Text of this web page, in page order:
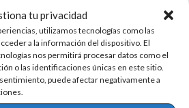
tu privacidad
utilizamos tecnologías como las
a la información del dispositivo. El
nos permitirá procesar datos como el
o las identificaciones únicas en este sitio.
puede afectar negativamente a
declaracion-de-privacidad-ue/
Trayectoria:
en este emocionante viaje con
nuevos caminos,